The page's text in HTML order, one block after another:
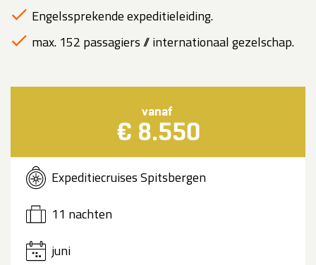
Engelssprekende expeditieleiding.
max. 152 passagiers // internationaal gezelschap.
vanaf
€ 8.550
Expeditiecruises Spitsbergen
11 nachten
juni